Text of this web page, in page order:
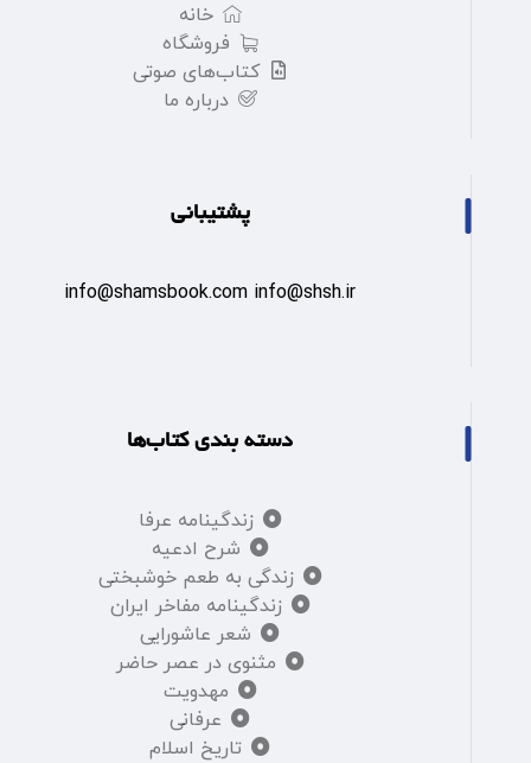
خانه
فروشگاه
کتاب‌های صوتی
درباره ما
پشتیبانی
info@shamsbook.com info@shsh.ir
دسته بندی کتاب‌ها
زندگینامه عرفا
شرح ادعیه
زندگی به طعم خوشبختی
زندگینامه مفاخر ایران
شعر عاشورایی
مثنوی در عصر حاضر
مهدویت
عرفانی
تاریخ اسلام